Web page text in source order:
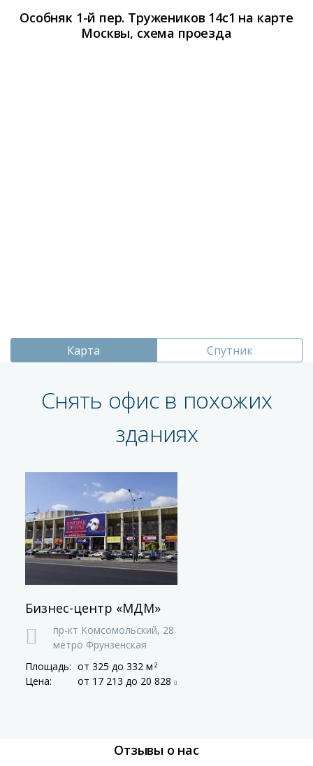
Особняк 1-й пер. Тружеников 14с1 на карте
Москвы, схема проезда
Карта Спутник
Снять офис в похожих
зданиях
Бизнес-центр «МДМ»
пр-кт Комсомольский, 28
метро Фрунзенская
Площадь: от 325 до 332 м 2
Цена: от 17 213 до 20 828
Отзывы о нас